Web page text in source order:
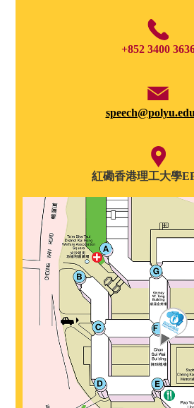
+852 3400
紅磡香港理工大學